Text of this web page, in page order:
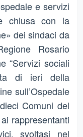
e servizi
chiusa con la
dei sindaci da
Rosario
“Servizi sociali
di ieri della
sull’Ospedale
Comuni del
rappresentanti
svoltasi nel